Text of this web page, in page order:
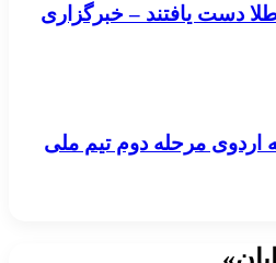
دست یافتند – خبرگزاری
اردوی مرحله دوم تیم ملی